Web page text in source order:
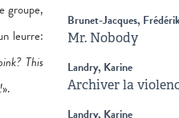
groupe,
leurre:
This
».
Brunet-Jacques,
Mr. Nobody
Landry, Karine
Archiver la
Landry, Karine